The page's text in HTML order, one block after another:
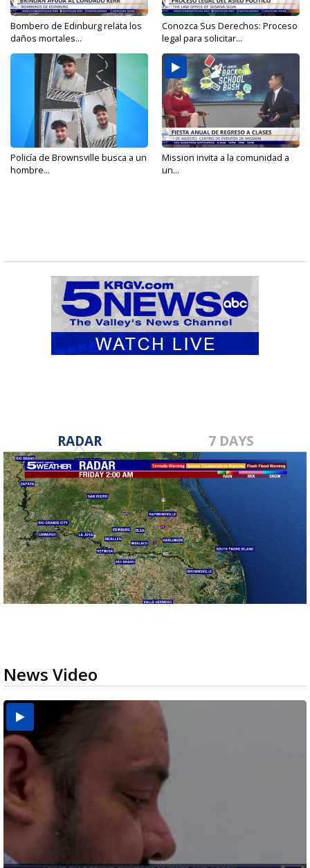
Bombero de Edinburg relata los
daños mortales...
Conozca Sus Derechos: Proceso
legal para solicitar...
Policía de Brownsville busca a un
hombre...
Mission invita a la comunidad a
un...
RADAR 7 DAYS
News Video